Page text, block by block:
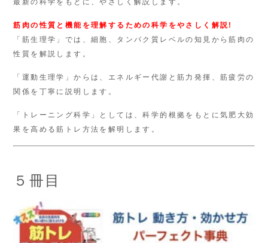
筋肉の性質と機能を理解するための科学をやさしく解説!
「筋生理学」では、細胞、タンパク質レベルの知見から筋肉の
性質を解説します。
「運動生理学」からは、エネルギー代謝と筋力発揮、筋疲労の
関係を丁寧に説明します。
「トレーニング科学」としては、科学的根拠をもとに気肥大効
果を高める筋トレ方法を解明します。
５冊目